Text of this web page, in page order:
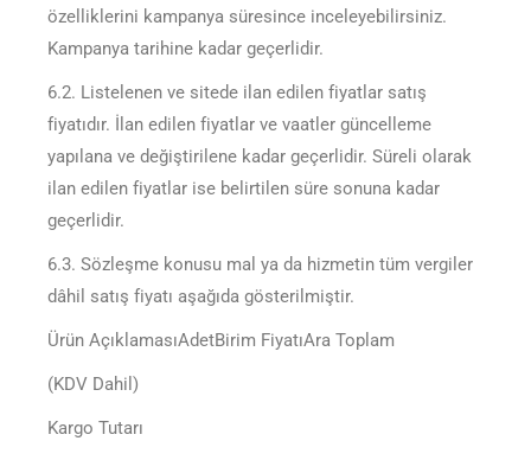
özelliklerini kampanya süresince inceleyebilirsiniz.
Kampanya tarihine kadar geçerlidir.
6.2. Listelenen ve sitede ilan edilen fiyatlar satış
fiyatıdır. İlan edilen fiyatlar ve vaatler güncelleme
yapılana ve değiştirilene kadar geçerlidir. Süreli olarak
ilan edilen fiyatlar ise belirtilen süre sonuna kadar
geçerlidir.
6.3. Sözleşme konusu mal ya da hizmetin tüm vergiler
dâhil satış fiyatı aşağıda gösterilmiştir.
Ürün AçıklamasıAdetBirim FiyatıAra Toplam
(KDV Dahil)
Kargo Tutarı